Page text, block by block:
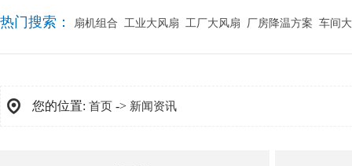
热门搜索： 扇机组合 工业大风扇 工厂大风扇 厂房降温方案 车间
您的位置: 首页 -> 新闻资讯